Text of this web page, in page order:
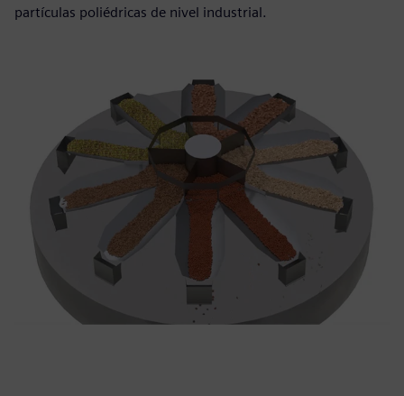
partículas poliédricas de nivel industrial.